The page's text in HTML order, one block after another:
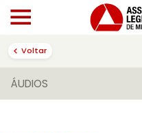
Voltar
ÁUDIOS